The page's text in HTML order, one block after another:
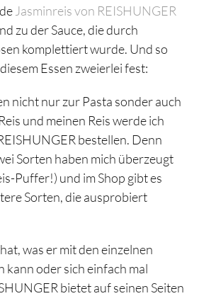
Jasminreis von REISHUNGER
zu der Sauce, die durch
komplettiert wurde. Und so
Essen zweierlei fest:
nicht nur zur Pasta sonder auch
und meinen Reis werde ich
bestellen. Denn
Sorten haben mich überzeugt
Puffer!) und im Shop gibt es
Sorten, die ausprobiert
was er mit den einzelnen
kann oder sich einfach mal
bietet auf seinen Seiten